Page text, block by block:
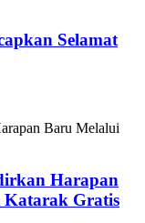
Selamat
Harapan
Katarak Gratis